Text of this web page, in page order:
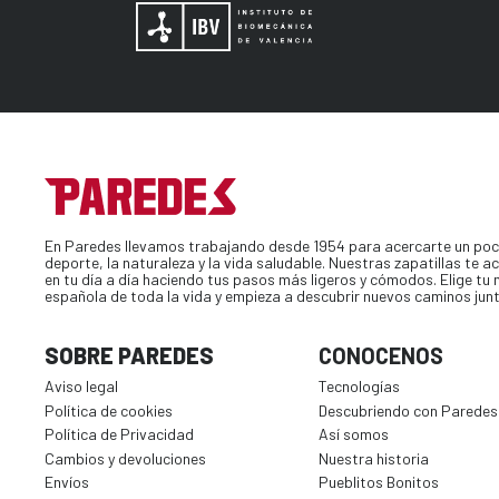
En Paredes llevamos trabajando desde 1954 para acercarte un
deporte, la naturaleza y la vida saludable. Nuestras zapatillas te
en tu día a día haciendo tus pasos más ligeros y cómodos. Elige tu
española de toda la vida y empieza a descubrir nuevos caminos
SOBRE PAREDES
Aviso legal
Política de cookies
Política de Privacidad
Cambios y devoluciones
Envíos
CONOCENOS
Tecnologías
Descubriendo con Paredes
Así somos
Nuestra historia
Pueblitos Bonitos